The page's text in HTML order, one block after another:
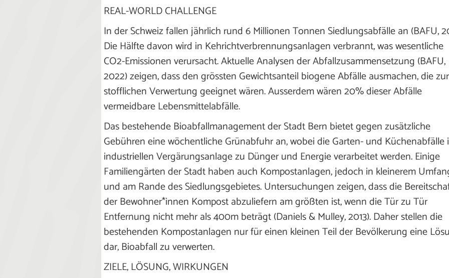
REAL-WORLD CHALLENGE
In der Schweiz fallen jährlich rund 6 Millionen Tonnen Siedlungsabfälle an (BAFU,
Die Hälfte davon wird in Kehrichtverbrennungsanlagen verbrannt, was wesentliche
CO2-Emissionen verursacht. Aktuelle Analysen der Abfallzusammensetzung (BAFU,
2022) zeigen, dass den grössten Gewichtsanteil biogene Abfälle ausmachen, die zur
stofflichen Verwertung geeignet wären. Ausserdem wären 20% dieser Abfälle
vermeidbare Lebensmittelabfälle.
Das bestehende Bioabfallmanagement der Stadt Bern bietet gegen zusätzliche
Gebühren eine wöchentliche Grünabfuhr an, wobei die Garten- und Küchenabfälle
industriellen Vergärungsanlage zu Dünger und Energie verarbeitet werden. Einige
Familiengärten der Stadt haben auch Kompostanlagen, jedoch in kleinerem
und am Rande des Siedlungsgebietes. Untersuchungen zeigen, dass die
der Bewohner*innen Kompost abzuliefern am größten ist, wenn die Tür zu Tür
Entfernung nicht mehr als 400m beträgt (Daniels & Mulley, 2013). Daher stellen die
bestehenden Kompostanlagen nur für einen kleinen Teil der Bevölkerung eine
dar, Bioabfall zu verwerten.
ZIELE, LÖSUNG, WIRKUNGEN